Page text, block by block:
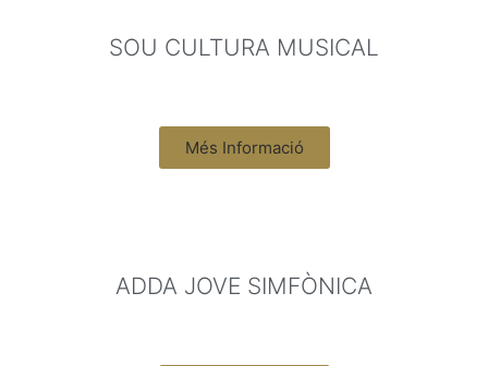
SOU CULTURA MUSICAL​
Més Informació
ADDA JOVE SIMFÒNICA